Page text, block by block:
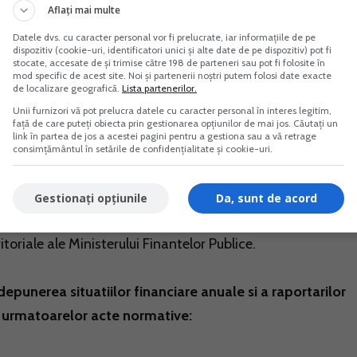
(1)-(3) din Legea nr. 82/1991, republicata, cu
de la incheierea exercitiului financiar.
constituire pana la sfarsitul exercitiului financiar de
urmand sa depuna in acest sens la unitatile
propria raspundere a persoanei care are obligatia
de 60 de zile de la incheierea exercitiului financiar.
contabila anuala in termen de 90 de zile de la
ale Ministerului Finantelor Publice.
situatiilor financiare anuale si a raportarilor
acte normative:
Aflați mai multe
Datele dvs. cu caracter personal vor fi prelucrate, iar informațiile de pe
dispozitiv (cookie-uri, identificatori unici și alte date de pe dispozitiv) pot fi
stocate, accesate de și trimise către 198 de parteneri sau pot fi folosite în
mod specific de acest site. Noi și partenerii noștri putem folosi date exacte
de localizare geografică. Lista partenerilor.
Unii furnizori vă pot prelucra datele cu caracter personal în interes legitim,
față de care puteți obiecta prin gestionarea opțiunilor de mai jos. Căutați un
link în partea de jos a acestei pagini pentru a gestiona sau a vă retrage
consimțământul în setările de confidențialitate și cookie-uri.
Da, sunt de acord
Gestionați opțiunile